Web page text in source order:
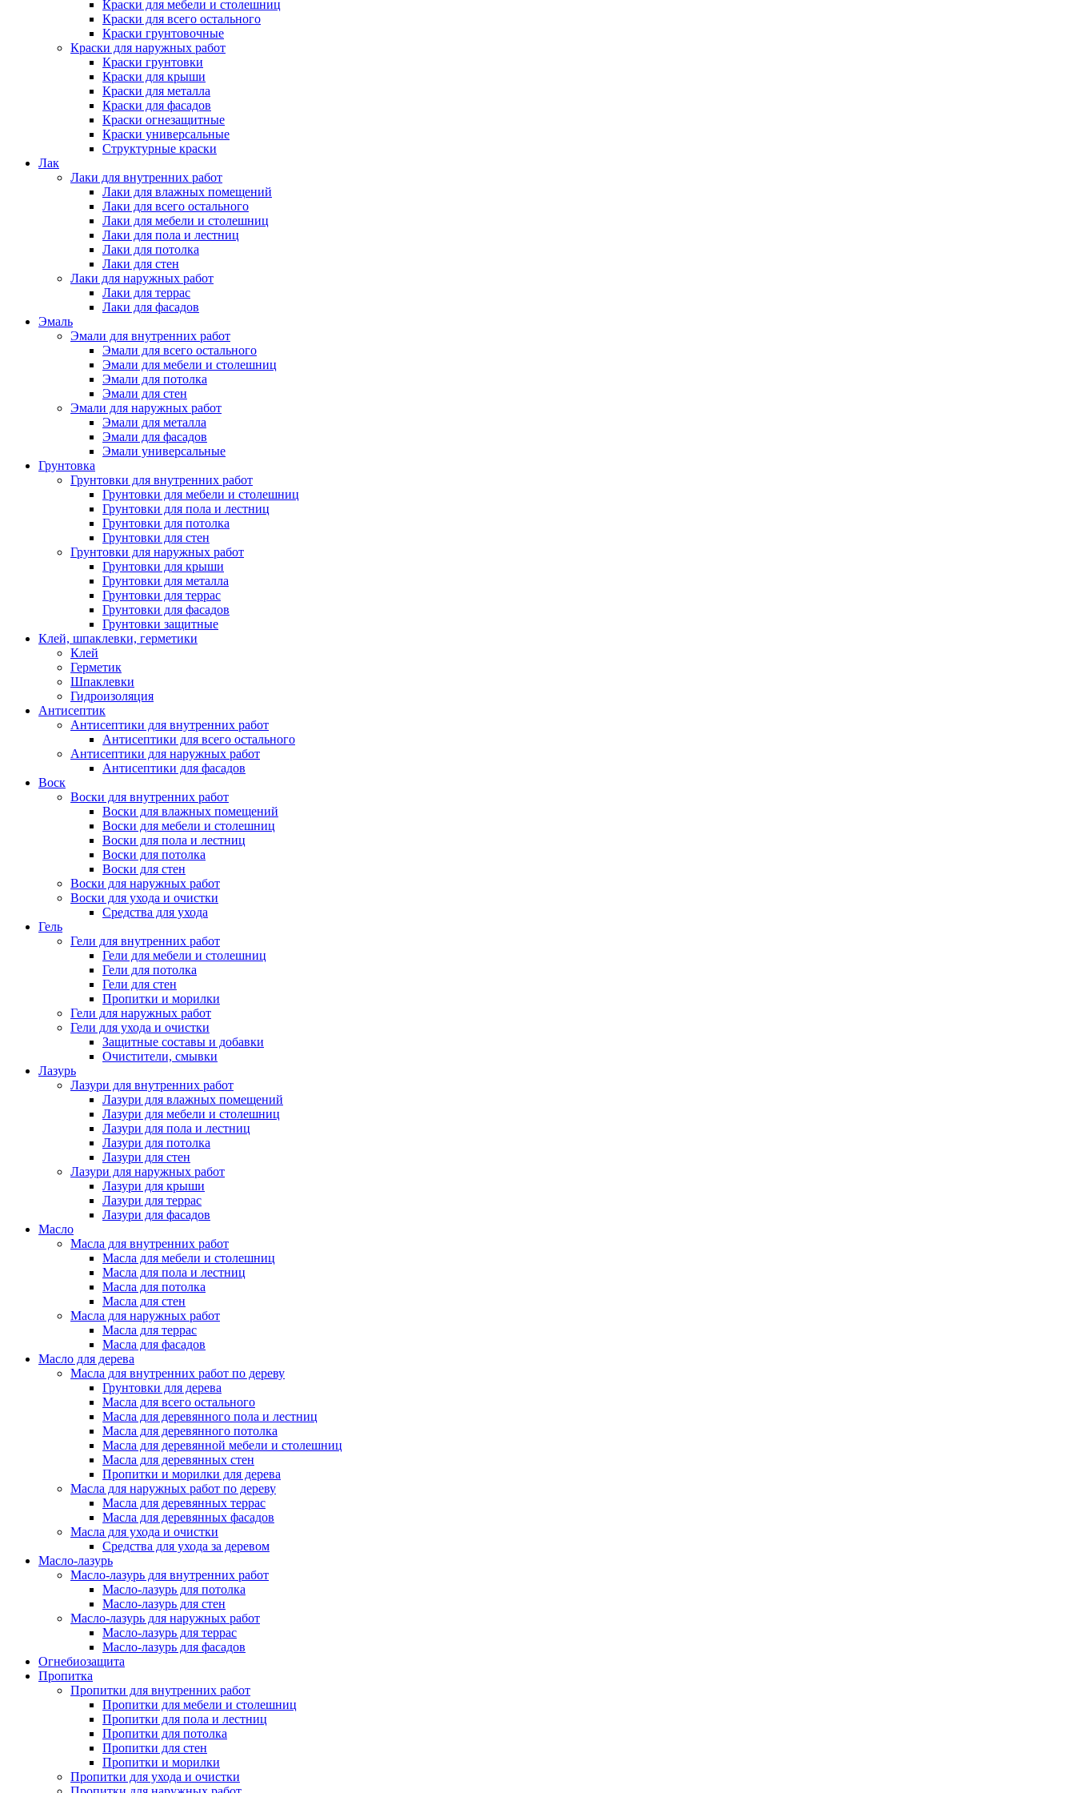
Краски для мебели и столешниц
Краски для всего остального
Краски грунтовочные
Краски для наружных работ
Краски грунтовки
Краски для крыши
Краски для металла
Краски для фасадов
Краски огнезащитные
Краски универсальные
Структурные краски
Лак
Лаки для внутренних работ
Лаки для влажных помещений
Лаки для всего остального
Лаки для мебели и столешниц
Лаки для пола и лестниц
Лаки для потолка
Лаки для стен
Лаки для наружных работ
Лаки для террас
Лаки для фасадов
Эмаль
Эмали для внутренних работ
Эмали для всего остального
Эмали для мебели и столешниц
Эмали для потолка
Эмали для стен
Эмали для наружных работ
Эмали для металла
Эмали для фасадов
Эмали универсальные
Грунтовка
Грунтовки для внутренних работ
Грунтовки для мебели и столешниц
Грунтовки для пола и лестниц
Грунтовки для потолка
Грунтовки для стен
Грунтовки для наружных работ
Грунтовки для крыши
Грунтовки для металла
Грунтовки для террас
Грунтовки для фасадов
Грунтовки защитные
Клей, шпаклевки, герметики
Клей
Герметик
Шпаклевки
Гидроизоляция
Антисептик
Антисептики для внутренних работ
Антисептики для всего остального
Антисептики для наружных работ
Антисептики для фасадов
Воск
Воски для внутренних работ
Воски для влажных помещений
Воски для мебели и столешниц
Воски для пола и лестниц
Воски для потолка
Воски для стен
Воски для наружных работ
Воски для ухода и очистки
Средства для ухода
Гель
Гели для внутренних работ
Гели для мебели и столешниц
Гели для потолка
Гели для стен
Пропитки и морилки
Гели для наружных работ
Гели для ухода и очистки
Защитные составы и добавки
Очистители, смывки
Лазурь
Лазури для внутренних работ
Лазури для влажных помещений
Лазури для мебели и столешниц
Лазури для пола и лестниц
Лазури для потолка
Лазури для стен
Лазури для наружных работ
Лазури для крыши
Лазури для террас
Лазури для фасадов
Масло
Масла для внутренних работ
Масла для мебели и столешниц
Масла для пола и лестниц
Масла для потолка
Масла для стен
Масла для наружных работ
Масла для террас
Масла для фасадов
Масло для дерева
Масла для внутренних работ по дереву
Грунтовки для дерева
Масла для всего остального
Масла для деревянного пола и лестниц
Масла для деревянного потолка
Масла для деревянной мебели и столешниц
Масла для деревянных стен
Пропитки и морилки для дерева
Масла для наружных работ по дереву
Масла для деревянных террас
Масла для деревянных фасадов
Масла для ухода и очистки
Средства для ухода за деревом
Масло-лазурь
Масло-лазурь для внутренних работ
Масло-лазурь для потолка
Масло-лазурь для стен
Масло-лазурь для наружных работ
Масло-лазурь для террас
Масло-лазурь для фасадов
Огнебиозащита
Пропитка
Пропитки для внутренних работ
Пропитки для мебели и столешниц
Пропитки для пола и лестниц
Пропитки для потолка
Пропитки для стен
Пропитки и морилки
Пропитки для ухода и очистки